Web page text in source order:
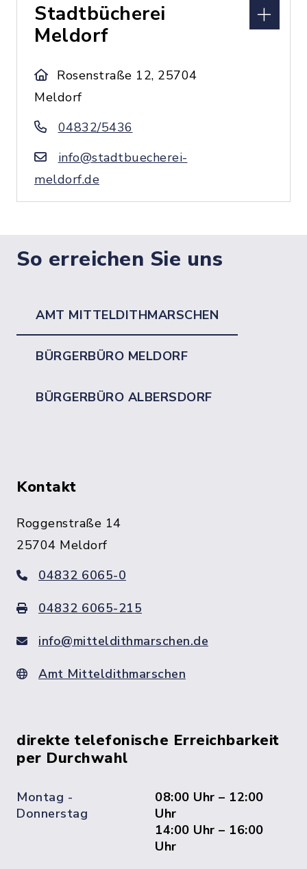
Stadtbücherei
Meldorf
Rosenstraße 12, 25704
Meldorf
04832/5436
info@stadtbuecherei-
meldorf.de
So erreichen Sie uns
AMT MITTELDITHMARSCHEN
BÜRGERBÜRO MELDORF
BÜRGERBÜRO ALBERSDORF
Kontakt
Roggenstraße 14
25704 Meldorf
04832 6065-0
04832 6065-215
info@mitteldithmarschen.de
Amt Mitteldithmarschen
direkte telefonische Erreichbarkeit
per Durchwahl
Montag -
Donnerstag
08:00 Uhr – 12:00
Uhr
14:00 Uhr – 16:00
Uhr